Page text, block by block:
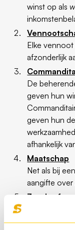
winst op als
Elke
afzonderlijk
De
geven hun
geven hun
afhankelijk
Maatschap
Net als bij
aangifte over
Zonder
Als je